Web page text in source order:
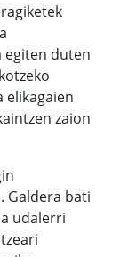
egiten duten
elikagaien
zaion
Galdera bati
udalerri